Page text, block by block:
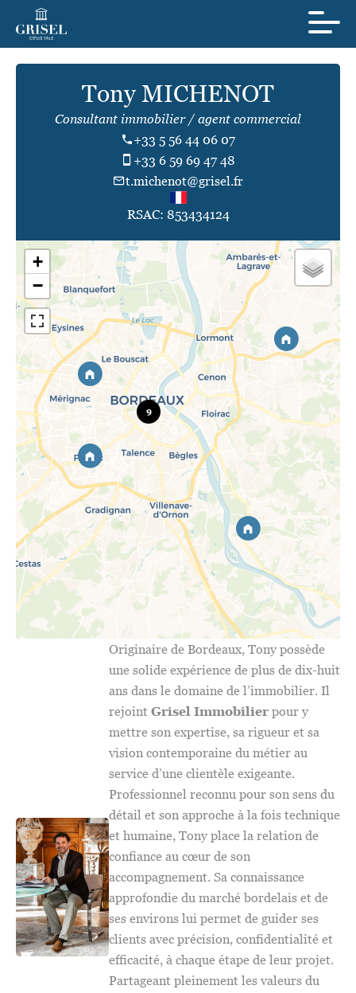
Tony MICHENOT
Consultant immobilier / agent commercial
+33 5 56 44 06 07
+33 6 59 69 47 48
t.michenot@grisel.fr
RSAC: 853434124
9
+
−
Originaire de Bordeaux, Tony possède
une solide expérience de plus de dix-huit
ans dans le domaine de l’immobilier. Il
rejoint Grisel Immobilierpour y
mettre son expertise, sa rigueur et sa
vision contemporaine du métier au
service d’une clientèle exigeante.
Professionnel reconnu pour son sens du
détail et son approche à la fois technique
et humaine, Tony place la relation de
confiance au cœur de son
accompagnement. Sa connaissance
approfondie du marché bordelais et de
ses environs lui permet de guider ses
clients avec précision, confidentialité et
efficacité, à chaque étape de leur projet.
Partageant pleinement les valeurs du